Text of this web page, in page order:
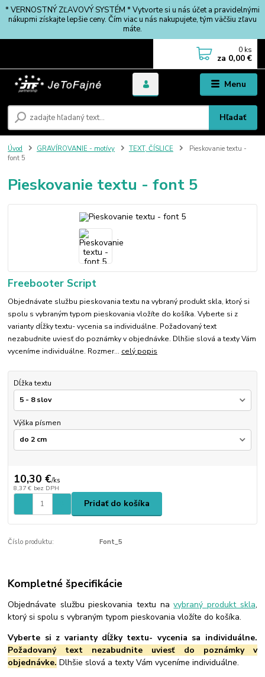
* VERNOSTNÝ ZĽAVOVÝ SYSTÉM * Vytvorte si u nás účet a pravidelnými
nákupmi získajte lepšie ceny. Čím viac u nás nakupujete, tým väčšiu zľavu
máte.
Menu
Hľadať
0 ks
za 0,00 €
Úvod GRAVÍROVANIE - motívy TEXT, ČÍSLICE
Pieskovanie textu -
font 5
Pieskovanie textu - font 5
Freebooter Script
Objednávate službu pieskovania textu na vybraný produkt skla, ktorý si
spolu s vybraným typom pieskovania vložíte do košíka. Vyberte si z
varianty dĺžky textu- vycenia sa individuálne. Požadovaný text
nezabudnite uviesť do poznámky v objednávke. Dlhšie slová a texty Vám
vyceníme individuálne. Rozmer... celý popis
Dĺžka textu
Výška písmen
10,30 €/ks
8,37 € bez DPH
Pridať do košíka
Číslo produktu: Font_5
Kompletné špecifikácie
Objednávate službu pieskovania textu navybraný produkt skla,
ktorý si spolu s vybraným typom pieskovania vložíte do košíka.
Vyberte si z varianty dĺžky textu- vycenia sa individuálne.
Požadovaný text nezabudnite uviesť do poznámky v
objednávke. Dlhšie slová a texty Vám vyceníme individuálne.